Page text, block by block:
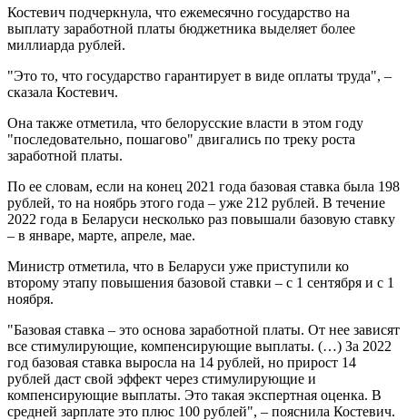
Костевич подчеркнула, что ежемесячно государство на
выплату заработной платы бюджетника выделяет более
миллиарда рублей.
"Это то, что государство гарантирует в виде оплаты труда", –
сказала Костевич.
Она также отметила, что белорусские власти в этом году
"последовательно, пошагово" двигались по треку роста
заработной платы.
По ее словам, если на конец 2021 года базовая ставка была 198
рублей, то на ноябрь этого года – уже 212 рублей. В течение
2022 года в Беларуси несколько раз повышали базовую ставку
– в январе, марте, апреле, мае.
Министр отметила, что в Беларуси уже приступили ко
второму этапу повышения базовой ставки – с 1 сентября и с 1
ноября.
"Базовая ставка – это основа заработной платы. От нее зависят
все стимулирующие, компенсирующие выплаты. (…) За 2022
год базовая ставка выросла на 14 рублей, но прирост 14
рублей даст свой эффект через стимулирующие и
компенсирующие выплаты. Это такая экспертная оценка. В
средней зарплате это плюс 100 рублей", – пояснила Костевич.